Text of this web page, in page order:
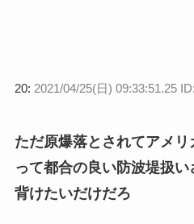
20: 2021/04/25(日) 09:33:51.25
ただ原爆落とされてアメ
って都合の良い防波堤扱
背けたいだけだろ